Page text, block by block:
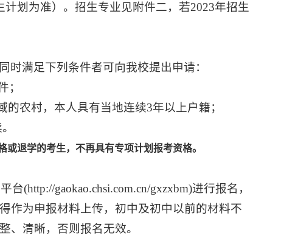
划为准）。招生专业见附件二，若2023年招生
时满足下列条件者可向我校提出申请：
；
农村，本人具有当地连续3年以上户籍；
退学的考生，不再具有专项计划报考资格。
(http://gaokao.chsi.com.cn/gxzxbm)进行报名，
作为申报材料上传，初中及初中以前的材料不
、清晰，否则报名无效。